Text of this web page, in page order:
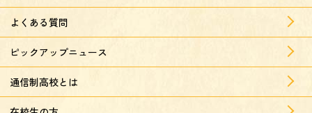
よくある質問
ピックアップニュース
通信制高校とは